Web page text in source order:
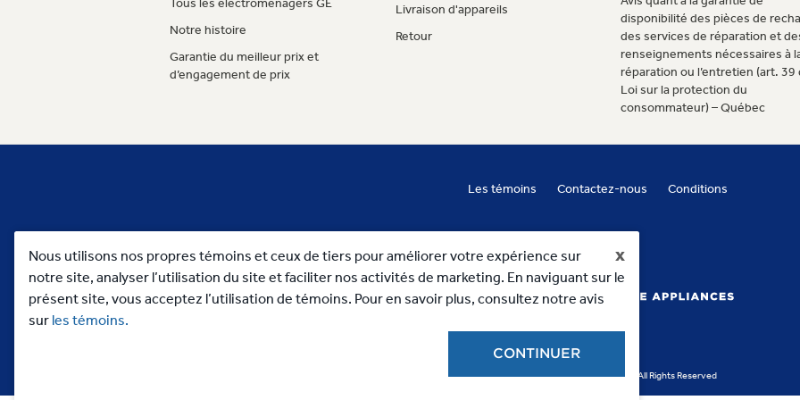
x
Nous utilisons nos propres témoins et ceux de tiers pour améliorer votre expérience sur
notre site, analyser l’utilisation du site et faciliter nos activités de marketing. En naviguant sur le
présent site, vous acceptez l’utilisation de témoins. Pour en savoir plus, consultez notre avis
sur les témoins.
CONTINUER
Notre histoire
Garantie du meilleur prix et
d’engagement de prix
Livraison d'appareils
Retour
disponibilité des pièces de
des services de réparation et
renseignements nécessaires à
réparation ou l’entretien (art. 39
Loi sur la protection du
consommateur) – Québec
Les témoins Contactez-nous Conditions
Copyright 2023, MC Commercial Inc. All Rights Reserved